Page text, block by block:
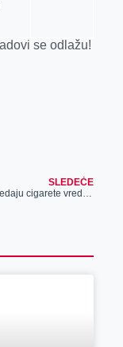
se odlažu!
SLEDEĆE
Ovako izgledaju cigarete vredne 1.7 miliona dinara (FOTO)